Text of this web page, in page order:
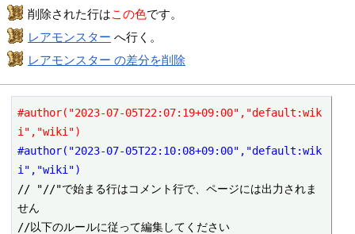
削除された行はこの色です。
レアモンスター へ行く。
レアモンスター の差分を削除
#author("2023-07-05T22:07:19+09:00","default:wik
i","wiki")
#author("2023-07-05T22:10:08+09:00","default:wik
i","wiki")
// "//"で始まる行はコメント行で、ページには出力されま
せん
//以下のルールに従って編集してください